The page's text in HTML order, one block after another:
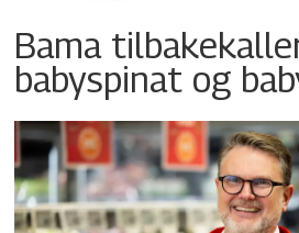
Bama
babyspinat og